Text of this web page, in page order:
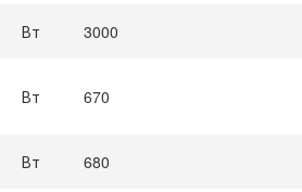
Вт
3000
Вт 670
Вт
680